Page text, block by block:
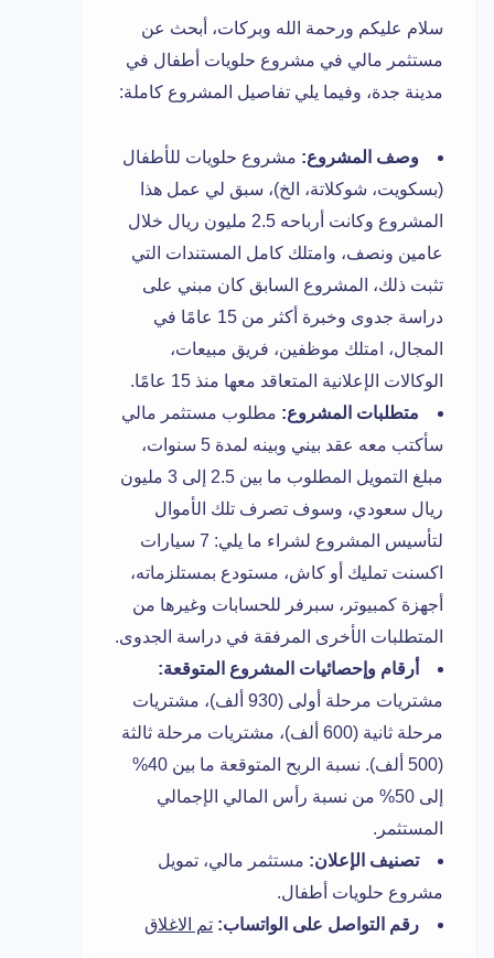
سلام عليكم ورحمة الله وبركات، أبحث عن
مستثمر مالي في مشروع حلويات أطفال في
مدينة جدة، وفيما يلي تفاصيل المشروع كاملة:
وصف المشروع: مشروع حلويات للأطفال
(بسكويت، شوكلاتة، الخ)، سبق لي عمل هذا
المشروع وكانت أرباحه 2.5 مليون ريال خلال
عامين ونصف، وامتلك كامل المستندات التي
تثبت ذلك، المشروع السابق كان مبني على
دراسة جدوى وخبرة أكثر من 15 عامًا في
المجال، امتلك موظفين، فريق مبيعات،
الوكالات الإعلانية المتعاقد معها منذ 15 عامًا.
متطلبات المشروع: مطلوب مستثمر مالي
سأكتب معه عقد بيني وبينه لمدة 5 سنوات،
مبلغ التمويل المطلوب ما بين 2.5 إلى 3 مليون
ريال سعودي، وسوف تصرف تلك الأموال
لتأسيس المشروع لشراء ما يلي: 7 سيارات
اكسنت تمليك أو كاش، مستودع بمستلزماته،
أجهزة كمبيوتر، سبرفر للحسابات وغيرها من
المتطلبات الأخرى المرفقة في دراسة الجدوى.
أرقام وإحصائيات المشروع المتوقعة:
مشتريات مرحلة أولى (930 ألف)، مشتريات
مرحلة ثانية (600 ألف)، مشتريات مرحلة ثالثة
(500 ألف). نسبة الربح المتوقعة ما بين 40%
إلى 50% من نسبة رأس المالي الإجمالي
المستثمر.
تصنيف الإعلان: مستثمر مالي، تمويل
مشروع حلويات أطفال.
رقم التواصل على الواتساب: تم الاغلاق